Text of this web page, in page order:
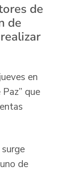
de
de
en
que
de